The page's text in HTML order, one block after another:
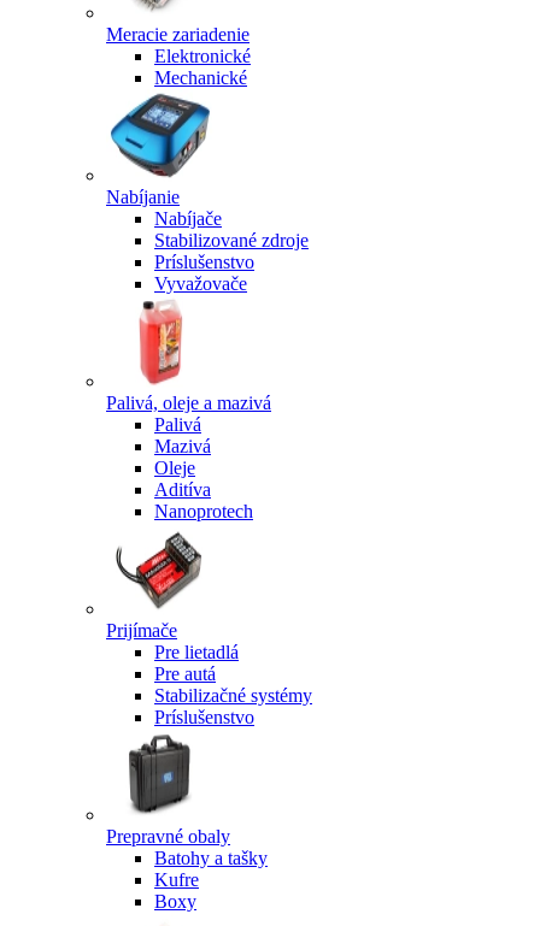
Meracie zariadenie
Elektronické
Mechanické
Nabíjanie
Nabíjače
Stabilizované zdroje
Príslušenstvo
Vyvažovače
Palivá, oleje a mazivá
Palivá
Mazivá
Oleje
Aditíva
Nanoprotech
Prijímače
Pre lietadlá
Pre autá
Stabilizačné systémy
Príslušenstvo
Prepravné obaly
Batohy a tašky
Kufre
Boxy